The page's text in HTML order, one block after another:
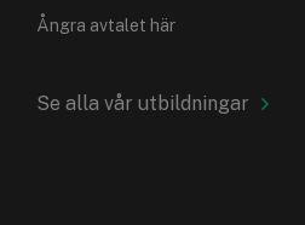
Ångra avtalet här
Se alla vår utbildningar